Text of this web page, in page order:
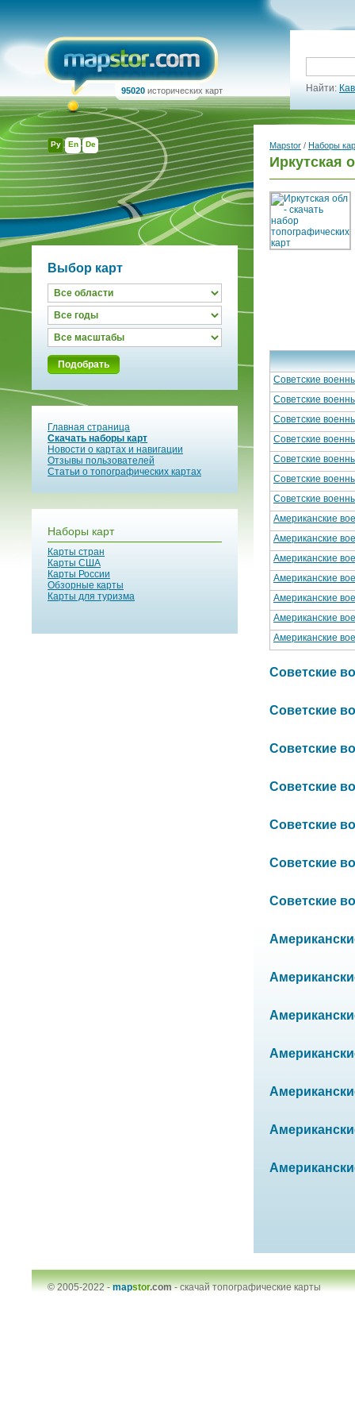
Ру En De
95020 исторических карт Найти:
Выбор карт
Подобрать
Главная страница
Скачать наборы карт
Новости о картах и навигации
Отзывы пользователей
Статьи о топографических картах
Наборы карт
Карты стран
Карты США
Карты России
Обзорные карты
Карты для туризма
Mapstor / Наборы
Иркутская
Советские
Советские
Советские
Советские
Советские
Советские
Советские
Американские
Американские
Американские
Американские
Американские
Американские
Американские
Советские
Советские
Советские
Советские
Советские
Советские
Советские
© 2005-2022 -mapstor.com-скачай топографические карты